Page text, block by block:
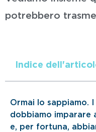
potrebbero
Indice
Ormai lo sappiamo.
dobbiamo imparare
e, per fortuna,